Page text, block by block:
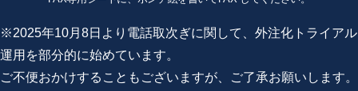
※2025年10月8日より電話取次ぎに関して、外注化トライアル
運用を部分的に始めています。
ご不便おかけすることもございますが、ご了承お願いします。